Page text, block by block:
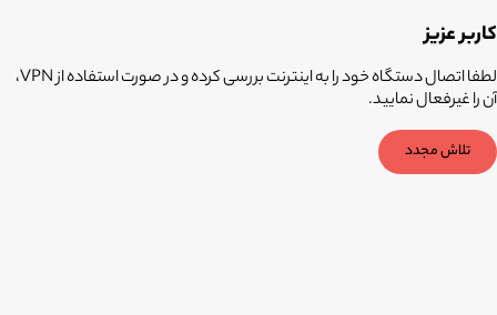
کاربر عزیز
لطفا اتصال دستگاه خود را به اینترنت بررسی کرده و در صورت استفاده از VPN،
آن را غیرفعال نمایید.
تلاش مجدد